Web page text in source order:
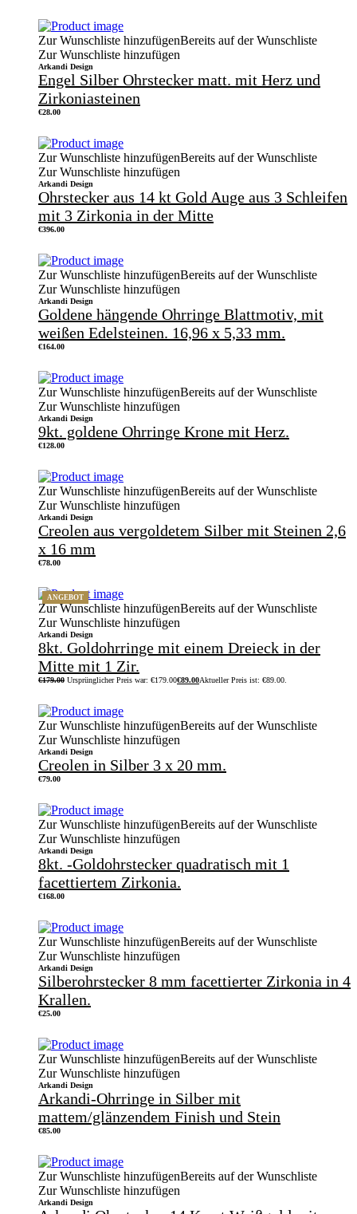
Zur Wunschliste hinzufügenBereits auf der Wunschliste
Zur Wunschliste hinzufügen
Arkandi Design
Engel Silber Ohrstecker matt. mit Herz und
Zirkoniasteinen
€28.00
Zur Wunschliste hinzufügenBereits auf der Wunschliste
Zur Wunschliste hinzufügen
Arkandi Design
Ohrstecker aus 14 kt Gold Auge aus 3 Schleifen
mit 3 Zirkonia in der Mitte
€396.00
Zur Wunschliste hinzufügenBereits auf der Wunschliste
Zur Wunschliste hinzufügen
Arkandi Design
Goldene hängende Ohrringe Blattmotiv, mit
weißen Edelsteinen. 16,96 x 5,33 mm.
€164.00
Zur Wunschliste hinzufügenBereits auf der Wunschliste
Zur Wunschliste hinzufügen
Arkandi Design
9kt. goldene Ohrringe Krone mit Herz.
€128.00
Zur Wunschliste hinzufügenBereits auf der Wunschliste
Zur Wunschliste hinzufügen
Arkandi Design
Creolen aus vergoldetem Silber mit Steinen 2,6
x 16 mm
€78.00
ANGEBOT
Zur Wunschliste hinzufügenBereits auf der Wunschliste
Zur Wunschliste hinzufügen
Arkandi Design
8kt. Goldohrringe mit einem Dreieck in der
Mitte mit 1 Zir.
€179.00 Ursprünglicher Preis war: €179.00€89.00Aktueller Preis ist: €89.00.
Zur Wunschliste hinzufügenBereits auf der Wunschliste
Zur Wunschliste hinzufügen
Arkandi Design
Creolen in Silber 3 x 20 mm.
€79.00
Zur Wunschliste hinzufügenBereits auf der Wunschliste
Zur Wunschliste hinzufügen
Arkandi Design
8kt. -Goldohrstecker quadratisch mit 1
facettiertem Zirkonia.
€168.00
Zur Wunschliste hinzufügenBereits auf der Wunschliste
Zur Wunschliste hinzufügen
Arkandi Design
Silberohrstecker 8 mm facettierter Zirkonia in 4
Krallen.
€25.00
Zur Wunschliste hinzufügenBereits auf der Wunschliste
Zur Wunschliste hinzufügen
Arkandi Design
Arkandi-Ohrringe in Silber mit
mattem/glänzendem Finish und Stein
€85.00
Zur Wunschliste hinzufügenBereits auf der Wunschliste
Zur Wunschliste hinzufügen
Arkandi Design